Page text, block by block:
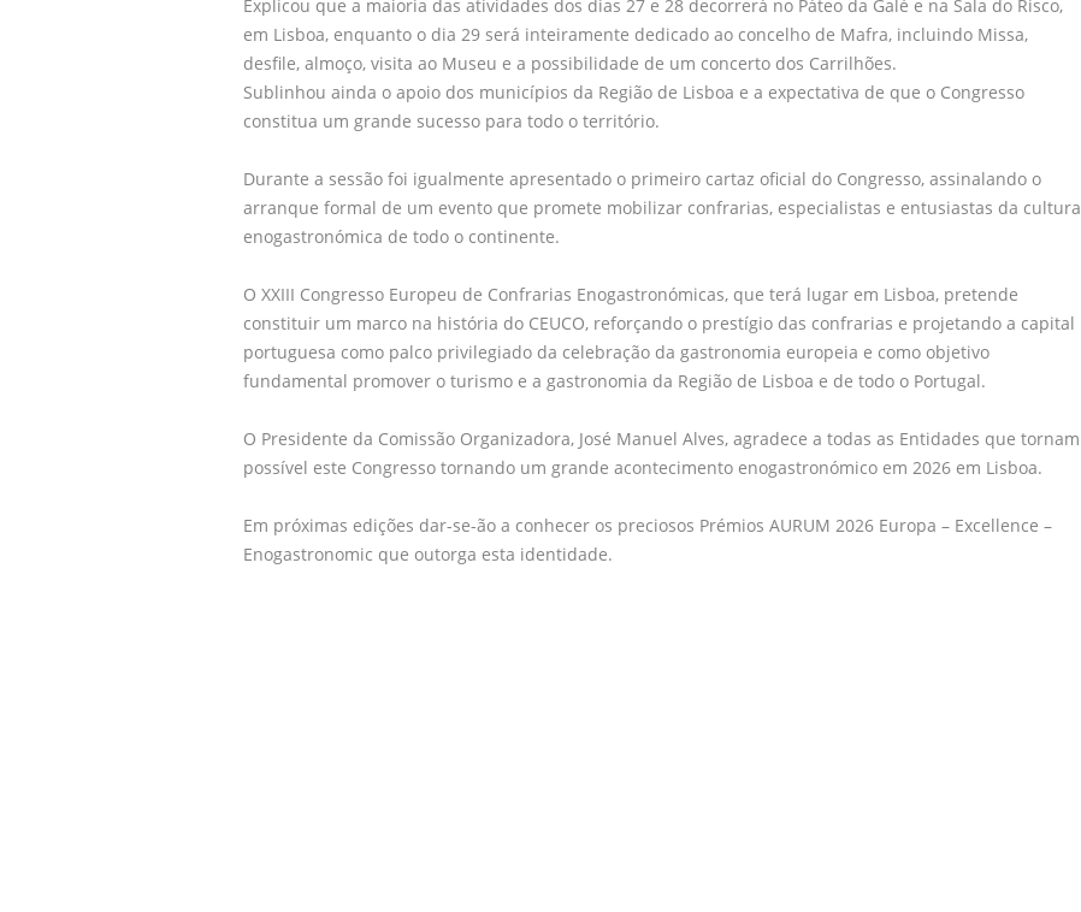
Explicou que a maioria das atividades dos dias 27 e 28 decorrerá no Páteo da Galé e na Sala do Risco,
em Lisboa, enquanto o dia 29 será inteiramente dedicado ao concelho de Mafra, incluindo Missa,
desfile, almoço, visita ao Museu e a possibilidade de um concerto dos Carrilhões.
Sublinhou ainda o apoio dos municípios da Região de Lisboa e a expectativa de que o Congresso
constitua um grande sucesso para todo o território.
Durante a sessão foi igualmente apresentado o primeiro cartaz oficial do Congresso, assinalando o
arranque formal de um evento que promete mobilizar confrarias, especialistas e entusiastas da cultura
enogastronómica de todo o continente.
O XXIII Congresso Europeu de Confrarias Enogastronómicas, que terá lugar em Lisboa, pretende
constituir um marco na história do CEUCO, reforçando o prestígio das confrarias e projetando a capital
portuguesa como palco privilegiado da celebração da gastronomia europeia e como objetivo
fundamental promover o turismo e a gastronomia da Região de Lisboa e de todo o Portugal.
O Presidente da Comissão Organizadora, José Manuel Alves, agradece a todas as Entidades que tornam
possível este Congresso tornando um grande acontecimento enogastronómico em 2026 em Lisboa.
Em próximas edições dar-se-ão a conhecer os preciosos Prémios AURUM 2026 Europa – Excellence –
Enogastronomic que outorga esta identidade.